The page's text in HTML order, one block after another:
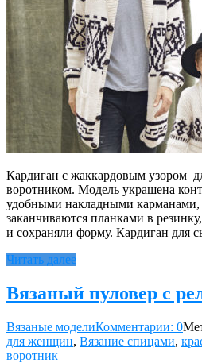
Кардиган с жаккардовым узором
воротником. Модель украшена
удобными накладными карманами,
заканчиваются планками в
и сохраняли форму. Кардиган для
Читать далее
Вязаный пуловер с
Вязаные моделиКомментарии: 0
для женщин, Вязание спицами,
воротник